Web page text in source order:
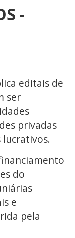
-
editais de
ser
privadas
lucrativos.
do
e
pela